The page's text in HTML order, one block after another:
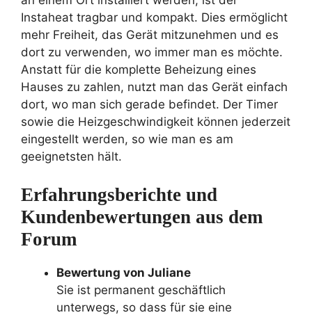
Instaheat tragbar und kompakt. Dies ermöglicht
mehr Freiheit, das Gerät mitzunehmen und es
dort zu verwenden, wo immer man es möchte.
Anstatt für die komplette Beheizung eines
Hauses zu zahlen, nutzt man das Gerät einfach
dort, wo man sich gerade befindet. Der Timer
sowie die Heizgeschwindigkeit können jederzeit
eingestellt werden, so wie man es am
geeignetsten hält.
Erfahrungsberichte und
Kundenbewertungen aus dem
Forum
Bewertung von Juliane
Sie ist permanent geschäftlich
unterwegs, so dass für sie eine